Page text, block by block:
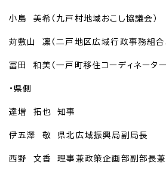
小島 美希（九戸村地域おこし協議会）
苅敷山 凜（二戸地区広域行政事務組合
冨田 和美（一戸町移住コーディネーター
・県側
達増 拓也 知事
伊五澤 敬 県北広域振興局副局長
西野 文香 理事兼政策企画部副部長兼